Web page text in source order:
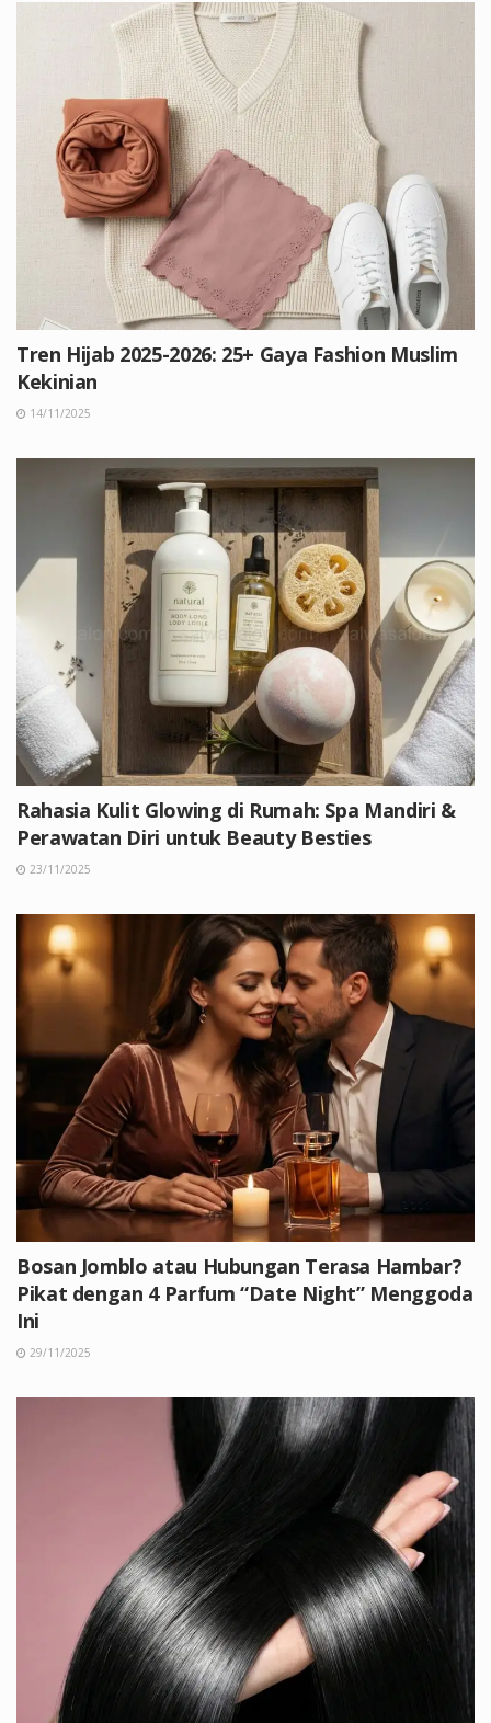
Tren Hijab 2025-2026: 25+ Gaya Fashion Muslim
Kekinian
14/11/2025
Rahasia Kulit Glowing di Rumah: Spa Mandiri &
Perawatan Diri untuk Beauty Besties
23/11/2025
Bosan Jomblo atau Hubungan Terasa Hambar?
Pikat dengan 4 Parfum “Date Night” Menggoda
Ini
29/11/2025